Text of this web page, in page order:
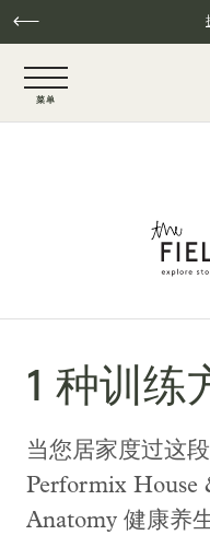
跳至主要内容
菜单
1 种训练
当您居家度过这
Performix House
Anatomy 健康养